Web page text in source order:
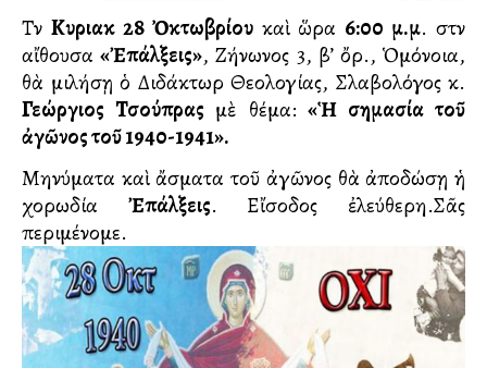
Τὴν Κυριακὴ 28 Ὀκτωβρίουκαὶ ὥρα 6:00 μ.μ. στὴν
αἴθουσα«Ἐπάλξεις», Ζήνωνος 3, β’ ὄρ., Ὁμόνοια,
θὰ μιλήσῃ ὁ Διδάκτωρ Θεολογίας, Σλαβολόγος κ.
Γεώργιος Τσούπρας μὲ θέμα: «Ἡ σημασία τοῦ
ἀγῶνος τοῦ 1940-1941».
Μηνύματα καὶ ἄσματα τοῦ ἀγῶνος θὰ ἀποδώσῃ ἡ
χορωδία Ἐπάλξεις. Εἴσοδος ἐλεύθερη.Σᾶς
περιμένομε.